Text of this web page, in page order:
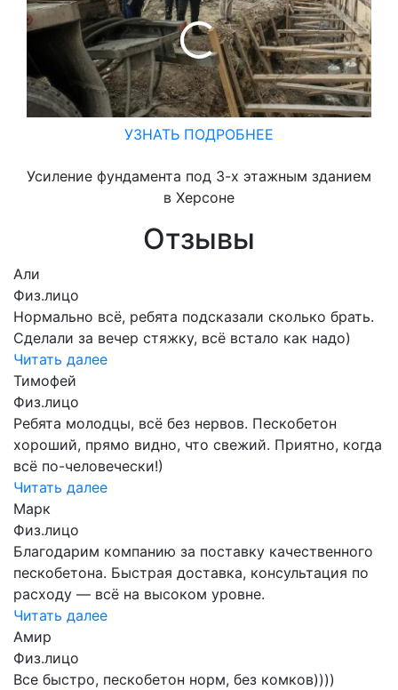
УЗНАТЬ ПОДРОБНЕЕ
Усиление фундамента под 3-х этажным зданием
в Херсоне
Отзывы
Али
Физ.лицо
Нормально всё, ребята подсказали сколько брать.
Сделали за вечер стяжку, всё встало как надо)
Читать далее
Тимофей
Физ.лицо
Ребята молодцы, всё без нервов. Пескобетон
хороший, прямо видно, что свежий. Приятно, когда
всё по-человечески!)
Читать далее
Марк
Физ.лицо
Благодарим компанию за поставку качественного
пескобетона. Быстрая доставка, консультация по
расходу — всё на высоком уровне.
Читать далее
Амир
Физ.лицо
Все быстро, пескобетон норм, без комков))))